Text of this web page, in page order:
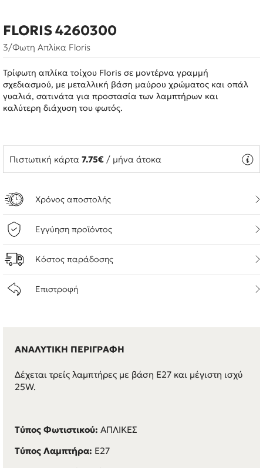
FLORIS 4260300
3/Φωτη Απλίκα Floris
Τρίφωτη απλίκα τοίχου Floris σε μοντέρνα γραμμή
σχεδιασμού, με μεταλλική βάση μαύρου χρώματος και οπάλ
γυαλιά, σατινάτα για προστασία των λαμπτήρων και
καλύτερη διάχυση του φωτός.
Πιστωτική κάρτα 7.75€ / μήνα άτοκα
Χρόνος αποστολής
Εγγύηση προϊόντος
Κόστος παράδοσης
Επιστροφή
ΑΝΑΛΥΤΙΚΗ ΠΕΡΙΓΡΑΦΗ
Δέχεται τρείς λαμπτήρες με βάση E27 και μέγιστη ισχύ
25W.
Τύπος Φωτιστικού: ΑΠΛΙΚΕΣ
Τύπος Λαμπτήρα: E27